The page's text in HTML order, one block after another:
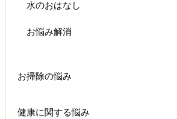
水のおはなし
お悩み解消
お掃除の悩み
健康に関する悩み